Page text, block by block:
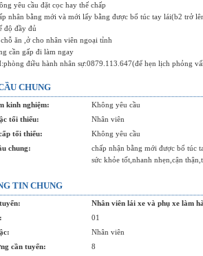
yêu cầu đặt cọc hay thế chấp
nhân bằng mới và mới lấy bằng được bổ túc tay lái(b2 trở
độ đầy đủ
ăn ,ở cho nhân viên ngoại tỉnh
cần gấp đi làm ngay
điều hành nhân sự:0879.113.647(để hẹn lịch phỏng
CHUNG
kinh nghiệm:
Không yêu cầu
tối thiểu:
Nhân viên
tối thiểu:
Không yêu cầu
chung:
chấp nhận bằng mới được bổ túc
sức khỏe tốt,nhanh nhẹn,cận
TIN CHUNG
Nhân viên lái xe và phụ xe làm
01
Nhân viên
cần tuyển:
8